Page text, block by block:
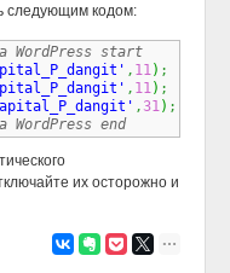
следующим кодом:
WordPress start
, 11) ;
, 11) ;
,31) ;
WordPress end
их осторожно и